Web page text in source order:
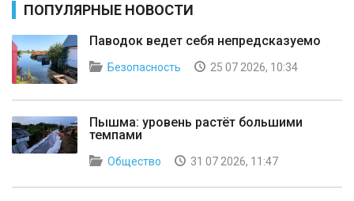
ПОПУЛЯРНЫЕ НОВОСТИ
Паводок ведет себя непредсказуемо
Безопасность 25 07 2026, 10:34
Пышма: уровень растёт большими
темпами
Общество 31 07 2026, 11:47